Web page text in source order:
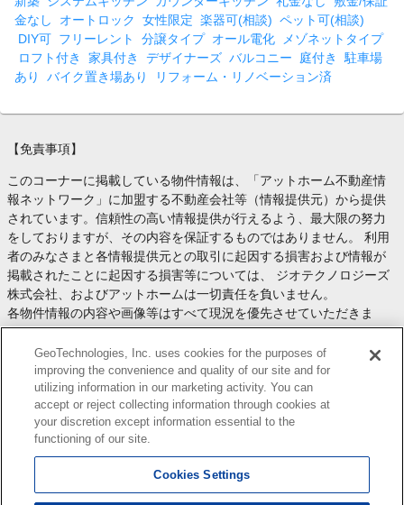
金なし
オートロック 女性限定 楽器可(相談) ペット可(相談)
DIY可 フリーレント 分譲タイプ オール電化
メゾネットタイプ
ロフト付き
家具付き デザイナーズ バルコニー 庭付き
駐車場
あり
バイク置き場あり リフォーム・リノベーション済
【免責事項】
このコーナーに掲載している物件情報は、「アットホーム不動産情
報ネットワーク」に加盟する不動産会社等（情報提供元）から提供
されています。信頼性の高い情報提供が行えるよう、最大限の努力
をしておりますが、その内容を保証するものではありません。 利用
者のみなさまと各情報提供元との取引に起因する損害および情報が
掲載されたことに起因する損害等については、 ジオテクノロジーズ
株式会社、およびアットホームは一切責任を負いません。
各物件情報の内容や画像等はすべて現況を優先させていただきま
す。
お取引等（お取引の準備、資金調達等を含みます）の際には、内容
や契約条件等について、 各情報提供元より十分な説明を受け、ご自
身でご確認の上、判断してください。
このコーナーへの物件情報のご掲載、その他不動産業務ソリューシ
ョン等についての不動産会社様のお問合せはこちら
します。
GeoTechnologies, Inc. uses cookies for the purposes of
improving the convenience and quality of our site and for
utilizing information in our marketing activity. You can
accept or reject collecting information through cookies at
your discretion except information essential to the
functioning of our site.
Cookies Settings